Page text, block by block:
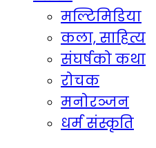
मल्टिमिडिया
कला, साहित्य
संघर्षको कथा
रोचक
मनोरञ्जन
धर्म संस्कृति